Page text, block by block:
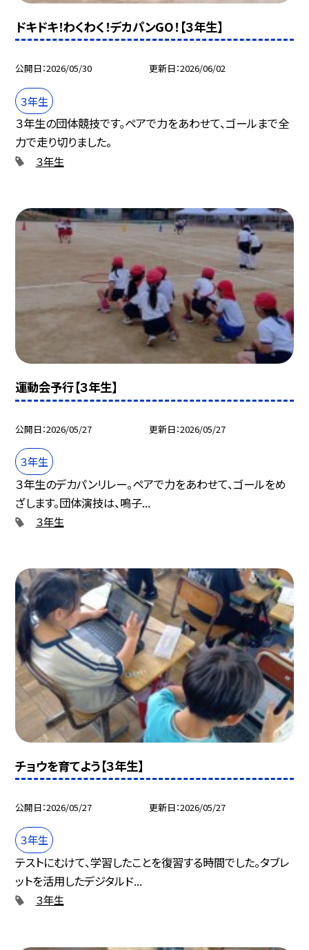
ドキドキ！わくわく！デカパンGO！【３年生】
公開日 2026/05/30 更新日 2026/06/02
３年生
３年生の団体競技です。ペアで力をあわせて、ゴールまで全
力で走り切りました。
３年生
運動会予行【３年生】
公開日 2026/05/27 更新日 2026/05/27
３年生
３年生のデカパンリレー。ペアで力をあわせて、ゴールをめ
ざします。団体演技は、鳴子...
３年生
チョウを育てよう【３年生】
公開日 2026/05/27 更新日 2026/05/27
３年生
テストにむけて、学習したことを復習する時間でした。タブレ
ットを活用したデジタルド...
３年生